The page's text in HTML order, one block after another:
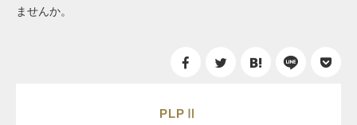
ませんか。
PLPⅡ